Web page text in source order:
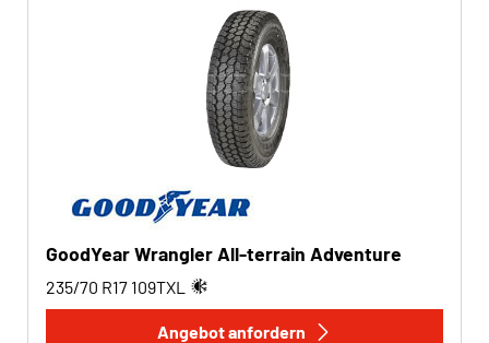
GoodYear Wrangler All-terrain Adventure
235/70 R17 109TXL
Angebot anfordern